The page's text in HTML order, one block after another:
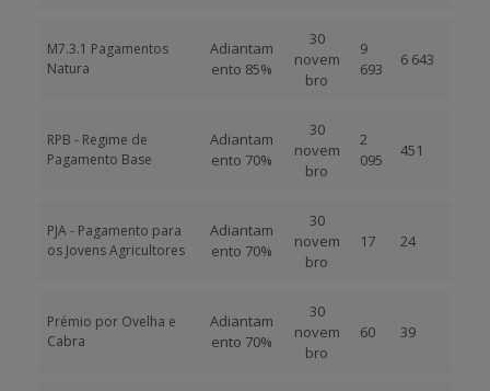
M7.3.1 Pagamentos
Natura
Adiantam
ento 85%
30
novem
bro
9
693
6 643
RPB - Regime de
Pagamento Base
Adiantam
ento 70%
30
novem
bro
2
095
451
PJA - Pagamento para
os Jovens Agricultores
Adiantam
ento 70%
30
novem
bro
17 24
Prémio por Ovelha e
Cabra
Adiantam
ento 70%
30
novem
bro
60 39